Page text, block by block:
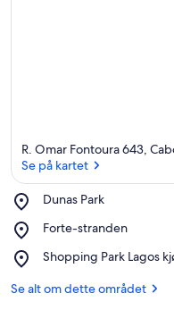
R. Omar Fontoura 643,
Se på kartet
Dunas Park
Place,
Park
Forte-stranden
Place,
stranden
Shopping Park Lagos
Place,
Park
Se alt om dette området